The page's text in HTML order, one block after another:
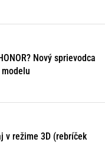
Nový sprievodca
v režime 3D (rebríček